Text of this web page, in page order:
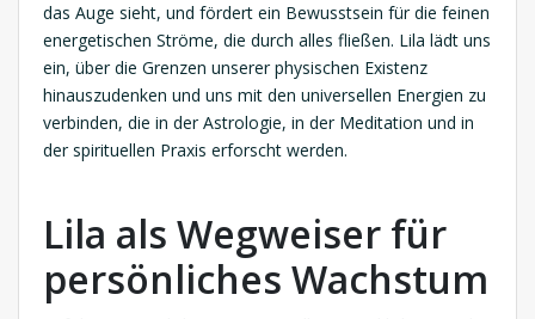
das Auge sieht, und fördert ein Bewusstsein für die feinen
energetischen Ströme, die durch alles fließen. Lila lädt uns
ein, über die Grenzen unserer physischen Existenz
hinauszudenken und uns mit den universellen Energien zu
verbinden, die in der Astrologie, in der Meditation und in
der spirituellen Praxis erforscht werden.
Lila als Wegweiser für
persönliches Wachstum